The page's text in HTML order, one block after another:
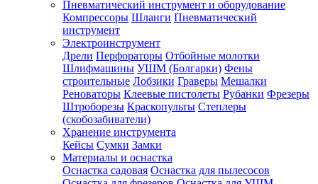
Пневматический инструмент и оборудование
Компрессоры Шланги Пневматический
инструмент
Электроинструмент
Дрели Перфораторы Отбойные молотки
Шлифмашины УШМ (Болгарки) Фены
строительные Лобзики Граверы Мешалки
Реноваторы Клеевые пистолеты Рубанки Фрезеры
Штроборезы Краскопульты Степлеры
(скобозабиватели)
Хранение инструмента
Кейсы Сумки Замки
Материалы и оснастка
Оснастка садовая Оснастка для пылесосов